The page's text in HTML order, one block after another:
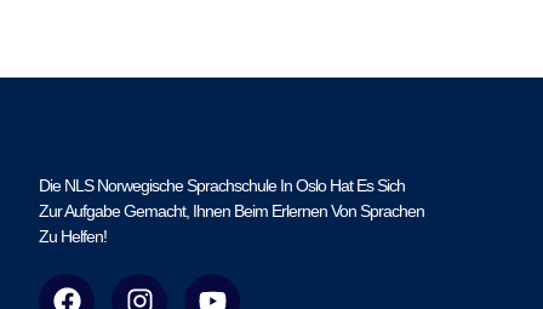
Die NLS Norwegische Sprachschule In Oslo Hat Es Sich
Zur Aufgabe Gemacht, Ihnen Beim Erlernen Von Sprachen
Zu Helfen!
F
I
Y